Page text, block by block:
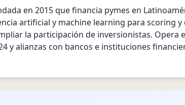
en 2015 que financia pymes en
artificial y machine learning para scoring
la participación de inversionistas. Opera
y alianzas con bancos e instituciones